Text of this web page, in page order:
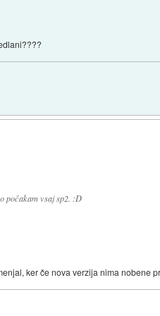
počakam vsaj sp2. :D
ker če nova verzija nima nobene